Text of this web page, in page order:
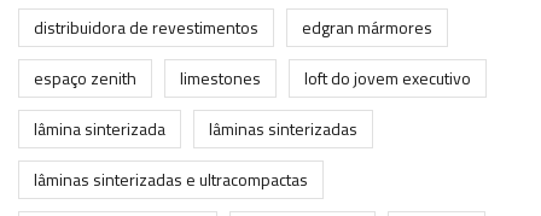
distribuidora de revestimentos
edgran mármores
espaço zenith
limestones
loft do jovem executivo
lâmina sinterizada
lâminas sinterizadas
lâminas sinterizadas e ultracompactas